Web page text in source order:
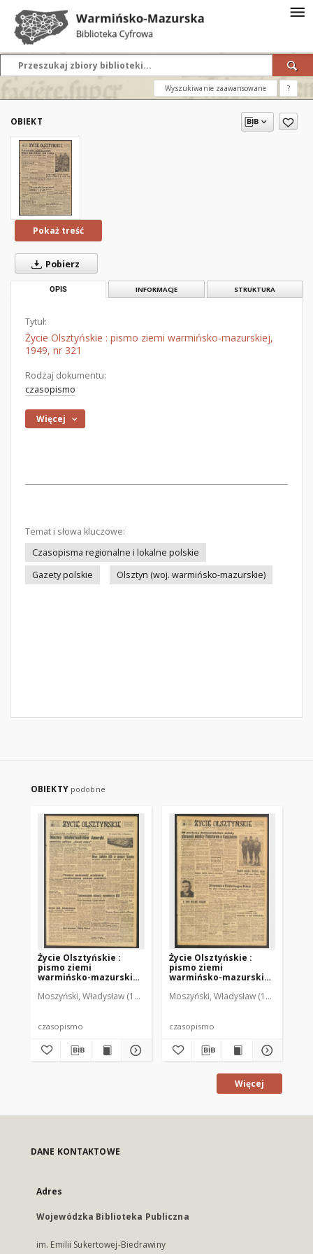
Wyszukiwanie zaawansowane ?
OBIEKT
Pokaż treść
Pobierz
OPIS INFORMACJE STRUKTURA
Tytuł:
Życie Olsztyńskie : pismo ziemi warmińsko-mazurskiej,
1949, nr 321
Rodzaj dokumentu:
czasopismo
Więcej
Temat i słowa kluczowe:
Czasopisma regionalne i lokalne polskie
Gazety polskie
Olsztyn (woj. warmińsko-mazurskie)
OBIEKTY podobne
Życie Olsztyńskie :
pismo ziemi
warmińsko-mazurskiej,
Moszyński, Władysław (1922-2001). Red. Mroczkowski, Włodzimierz
czasopismo
Życie Olsztyńskie :
pismo ziemi
warmińsko-mazurskiej,
Moszyński, Władysław (1922-2001).
czasopismo
Więcej
DANE KONTAKTOWE
Adres
Wojewódzka Biblioteka Publiczna
im. Emilii Sukertowej-Biedrawiny